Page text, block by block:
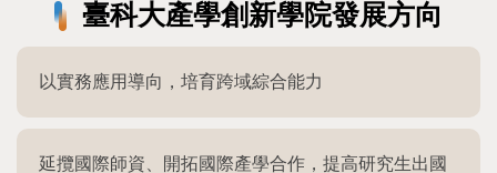
臺科大產學創新學院發展方向
以實務應用導向，培育跨域綜合能力
延攬國際師資、開拓國際產學合作，提高研究生出國